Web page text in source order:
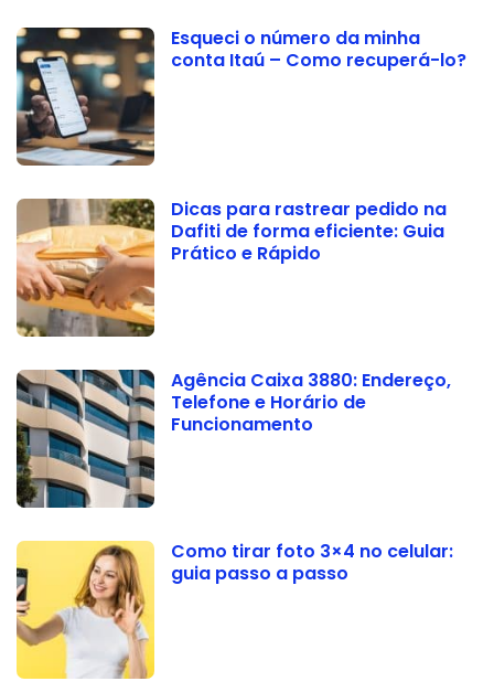
Esqueci o número da minha
conta Itaú – Como recuperá-lo?
Dicas para rastrear pedido na
Dafiti de forma eficiente: Guia
Prático e Rápido
Agência Caixa 3880: Endereço,
Telefone e Horário de
Funcionamento
Como tirar foto 3×4 no celular:
guia passo a passo